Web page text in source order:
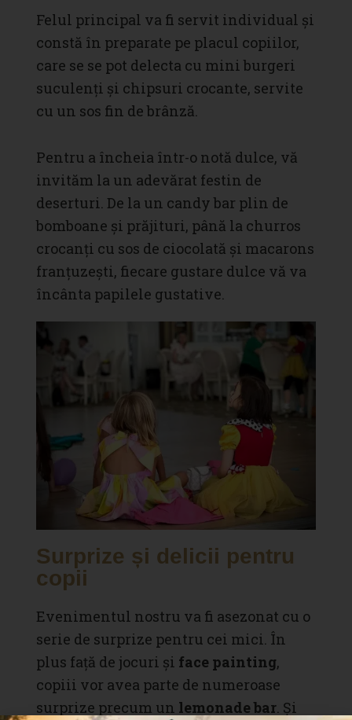
Felul principal va fi servit individual și
constă în preparate pe placul copiilor,
care se se pot delecta cu mini burgeri
suculenți și chipsuri crocante, servite
cu un sos fin de brânză.
Pentru a încheia într-o notă dulce, vă
invităm la un adevărat festin de
deserturi. De la un candy bar plin de
bomboane și prăjituri, până la churros
crocanți cu sos de ciocolată și macarons
franțuzești, fiecare gustare dulce vă va
încânta papilele gustative.
Surprize și delicii pentru
copii
Evenimentul nostru va fi asezonat cu o
serie de surprize pentru cei mici. În
plus față de jocuri și face painting,
copiii vor avea parte de numeroase
surprize precum un lemonade bar. Și